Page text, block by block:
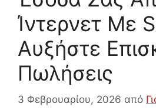
Ίντερνετ Με
Αυξήστε
Πωλήσεις
3 Φεβρουαρίου, 2026 από